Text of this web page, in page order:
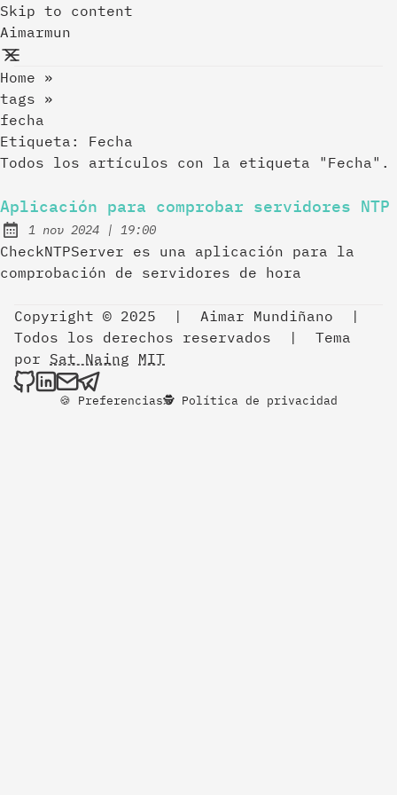
Skip to content
Aimarmun
Home »
tags »
fecha
Etiqueta: Fecha
Todos los artículos con la etiqueta "Fecha".
Aplicación para comprobar servidores NTP
Publicado el:
1 nov 2024 | at
19:00
CheckNTPServer es una aplicación para la
comprobación de servidores de hora
Copyright © 2025 | Aimar Mundiñano
|
Todos los derechos reservados
|
Tema
por Sat Naing MIT
Aimarmun on Github
Aimarmun on LinkedIn
Send an email to Aimarmun
Aimarmun on Telegram
🍪 Preferencias🕵️ Política de privacidad